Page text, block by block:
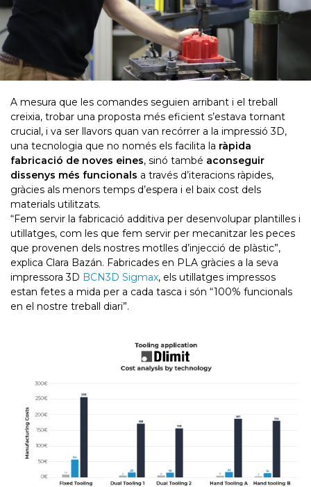
A mesura que les comandes seguien arribant i el treball
creixia, trobar una proposta més eficient s’estava tornant
crucial, i va ser llavors quan van recórrer a la impressió 3D,
una tecnologia que no només els facilita la ràpida
fabricació de noves eines, sinó també aconseguir
dissenys més funcionals a través d’iteracions ràpides,
gràcies als menors temps d’espera i el baix cost dels
materials utilitzats.
“Fem servir la fabricació additiva per desenvolupar plantilles i
utillatges, com les que fem servir per mecanitzar les peces
que provenen dels nostres motlles d’injecció de plàstic”,
explica Clara Bazán. Fabricades en PLA gràcies a la seva
impressora 3D BCN3D Sigmax, els utillatges impressos
estan fetes a mida per a cada tasca i són “100% funcionals
en el nostre treball diari”.